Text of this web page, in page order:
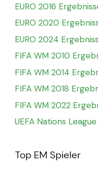
EURO 2016
EURO 2020
EURO 2024
FIFA WM 2010
FIFA WM 2014
FIFA WM 2018
FIFA WM 2022
UEFA Nations
Top EM Spieler